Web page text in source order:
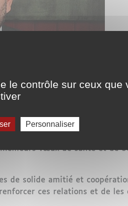
de la République de
vœux de santé et de
de solide amitié et
ces relations et de
le contrôle sur ceux que
Personnaliser